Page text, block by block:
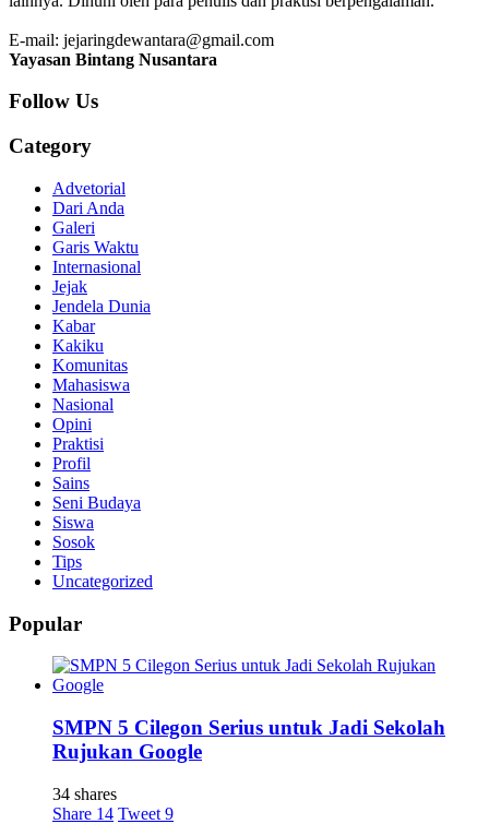
E-mail: jejaringdewantara@gmail.com
Yayasan Bintang Nusantara
Follow Us
Category
Advetorial
Dari Anda
Galeri
Garis Waktu
Internasional
Jejak
Jendela Dunia
Kabar
Kakiku
Komunitas
Mahasiswa
Nasional
Opini
Praktisi
Profil
Sains
Seni Budaya
Siswa
Sosok
Tips
Uncategorized
Popular
SMPN 5 Cilegon Serius untuk Jadi Sekolah
Rujukan Google
34 shares
Share 14 Tweet 9